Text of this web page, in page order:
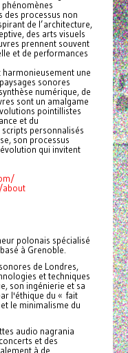
des processus non
de l’architecture,
des arts visuels
prennent souvent
et de performances
une
sonores
numérique, de
sont un amalgame
pointillistes
et du
personnalisés
son processus
qui invitent
about
polonais spécialisé
à Grenoble.
de Londres,
et techniques
son ingénierie et sa
l'éthique du « fait
le minimalisme du
audio nagrania
et des
à de